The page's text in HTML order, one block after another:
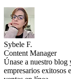
Sybele F.
Content Manager
Únase a nuestro blog
empresarios exitosos